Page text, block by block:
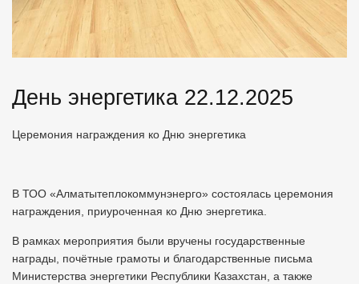
День энергетика 22.12.2025
Церемония награждения ко Дню энергетика
В ТОО «Алматытеплокоммунэнерго» состоялась церемония
награждения, приуроченная ко Дню энергетика.
В рамках мероприятия были вручены государственные
награды, почётные грамоты и благодарственные письма
Министерства энергетики Республики Казахстан, а также